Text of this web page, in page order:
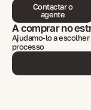
Contactar o
agente
A comprar no
Ajudamo-lo a
processo